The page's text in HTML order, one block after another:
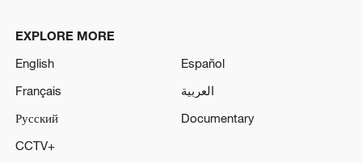
EXPLORE MORE
English
Español
Français
العربية
Русский
Documentary
CCTV+